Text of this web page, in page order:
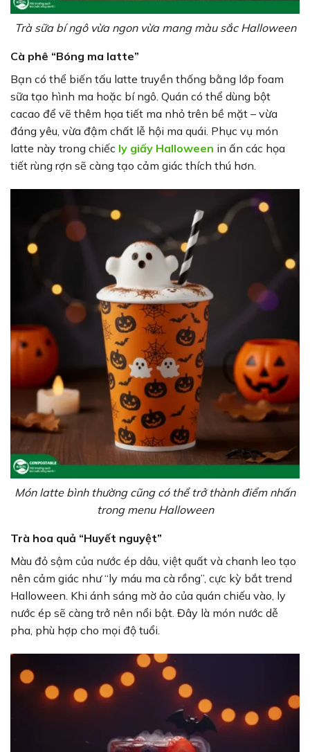
Trà sữa bí ngô vừa ngon vừa mang màu sắc Halloween
Cà phê “Bóng ma latte”
Bạn có thể biến tấu latte truyền thống bằng lớp foam
sữa tạo hình ma hoặc bí ngô. Quán có thể dùng bột
cacao để vẽ thêm họa tiết ma nhỏ trên bề mặt – vừa
đáng yêu, vừa đậm chất lễ hội ma quái. Phục vụ món
latte này trong chiếc ly giấy Halloween in ấn các họa
tiết rùng rợn sẽ càng tạo cảm giác thích thú hơn.
Món latte bình thường cũng có thể trở thành điểm nhấn
trong menu Halloween
Trà hoa quả “Huyết nguyệt”
Màu đỏ sậm của nước ép dâu, việt quất và chanh leo tạo
nên cảm giác như “ly máu ma cà rồng”, cực kỳ bắt trend
Halloween. Khi ánh sáng mờ ảo của quán chiếu vào, ly
nước ép sẽ càng trở nên nổi bật. Đây là món nước dễ
pha, phù hợp cho mọi độ tuổi.